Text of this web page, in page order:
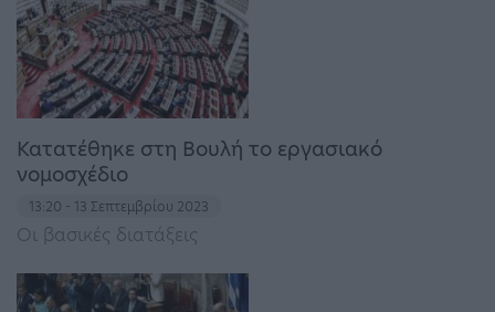
Κατατέθηκε στη Βουλή το εργασιακό
νομοσχέδιο
13:20 - 13 Σεπτεμβρίου 2023
Οι βασικές διατάξεις